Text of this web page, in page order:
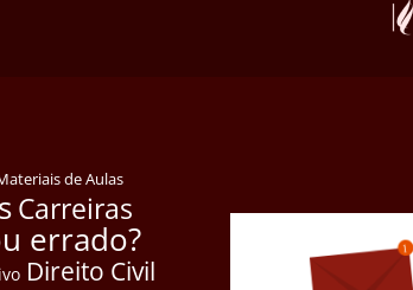
de Aulas
Carreiras
errado?
Direito Civil